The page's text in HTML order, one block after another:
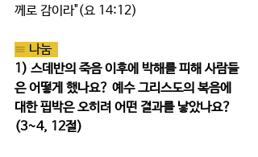
께로 감이라"(요 14:12)
≡ 나눔
1) 스데반의 죽음 이후에 박해를 피해 사람들
은 어떻게 했나요? 예수 그리스도의 복음에
대한 핍박은 오히려 어떤 결과를 낳았나요?
(3~4, 12절)